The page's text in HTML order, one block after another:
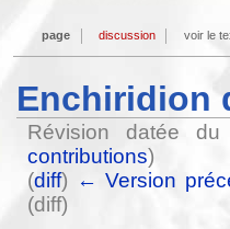
Enchiridion
Révision datée
contributions)
(diff)
← Version
(diff)
page discussion voir le